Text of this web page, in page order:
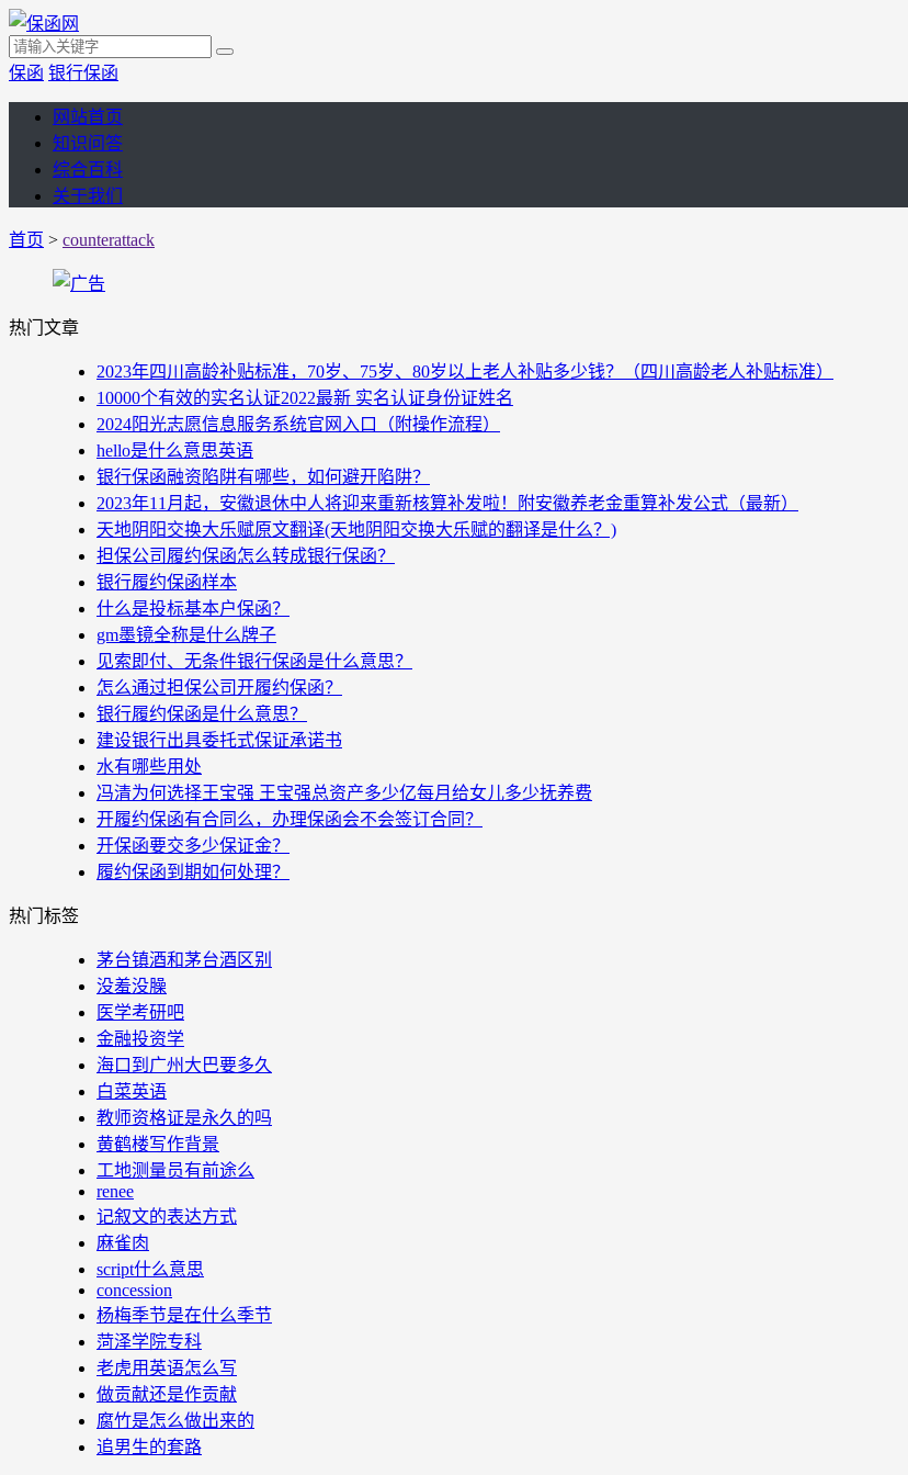
保函 银行保函
网站首页
知识问答
综合百科
关于我们
首页 > counterattack
热门文章
2023年四川高龄补贴标准，70岁、75岁、80岁以上老人补贴多少钱？（四川高龄老人补贴标准）
10000个有效的实名认证2022最新 实名认证身份证姓名
2024阳光志愿信息服务系统官网入口（附操作流程）
hello是什么意思英语
银行保函融资陷阱有哪些，如何避开陷阱？
2023年11月起，安徽退休中人将迎来重新核算补发啦！附安徽养老金重算补发公式（最新）
天地阴阳交换大乐赋原文翻译(天地阴阳交换大乐赋的翻译是什么？)
担保公司履约保函怎么转成银行保函？
银行履约保函样本
什么是投标基本户保函？
gm墨镜全称是什么牌子
见索即付、无条件银行保函是什么意思？
怎么通过担保公司开履约保函？
银行履约保函是什么意思？
建设银行出具委托式保证承诺书
水有哪些用处
冯清为何选择王宝强 王宝强总资产多少亿每月给女儿多少抚养费
开履约保函有合同么，办理保函会不会签订合同？
开保函要交多少保证金？
履约保函到期如何处理？
热门标签
茅台镇酒和茅台酒区别
没羞没臊
医学考研吧
金融投资学
海口到广州大巴要多久
白菜英语
教师资格证是永久的吗
黄鹤楼写作背景
工地测量员有前途么
renee
记叙文的表达方式
麻雀肉
script什么意思
concession
杨梅季节是在什么季节
菏泽学院专科
老虎用英语怎么写
做贡献还是作贡献
腐竹是怎么做出来的
追男生的套路